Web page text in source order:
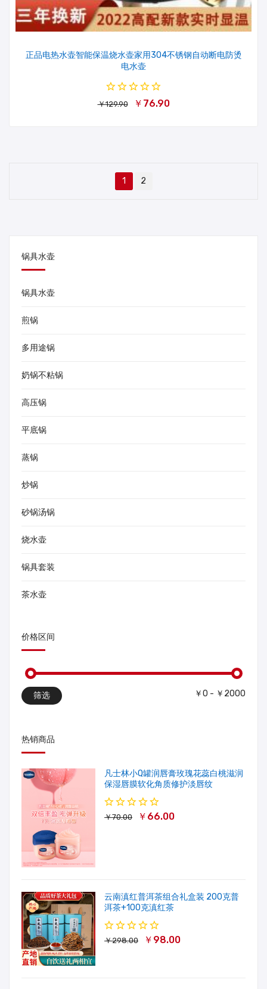
正品电热水壶智能保温烧水壶家用304不锈钢自动断电防烫
电水壶
￥129.90 ￥76.90
1 2
锅具水壶
锅具水壶
煎锅
多用途锅
奶锅不粘锅
高压锅
平底锅
蒸锅
炒锅
砂锅汤锅
烧水壶
锅具套装
茶水壶
价格区间
筛选 ￥0 - ￥2000
热销商品
凡士林小Q罐润唇膏玫瑰花蕊白桃滋润
保湿唇膜软化角质修护淡唇纹
￥70.00 ￥66.00
云南滇红普洱茶组合礼盒装 200克普
洱茶+100克滇红茶
￥298.00 ￥98.00